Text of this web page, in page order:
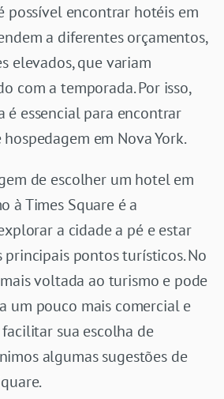
possível encontrar hotéis em
a diferentes orçamentos,
elevados, que variam
com a temporada. Por isso,
é essencial para encontrar
em Nova York.
de escolher um hotel em
à Times Square é a
a cidade a pé e estar
pontos turísticos. No
voltada ao turismo e pode
um pouco mais comercial e
sua escolha de
algumas sugestões de